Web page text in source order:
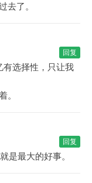
去了。
回复
有选择性，只让我
。
回复
是最大的好事。